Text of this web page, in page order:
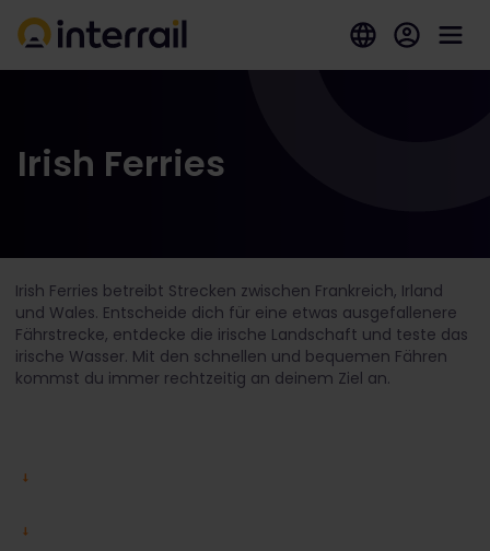
Irish Ferries
Irish Ferries betreibt Strecken zwischen Frankreich, Irland
und Wales. Entscheide dich für eine etwas ausgefallenere
Fährstrecke, entdecke die irische Landschaft und teste das
irische Wasser. Mit den schnellen und bequemen Fähren
kommst du immer rechtzeitig an deinem Ziel an.